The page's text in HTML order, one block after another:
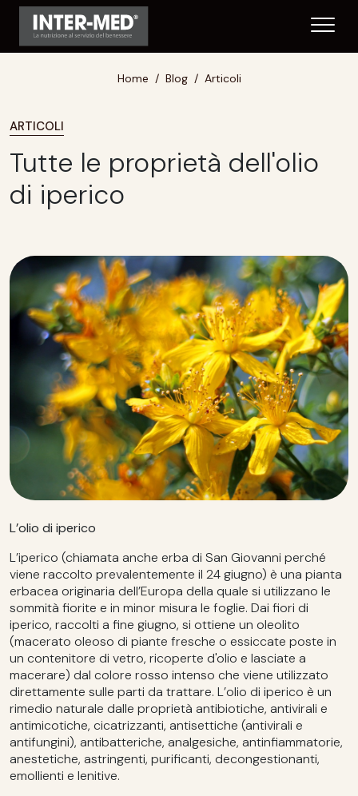
Home Blog Articoli
ARTICOLI
Tutte le proprietà dell'olio
di iperico
L’olio di iperico
L’iperico (chiamata anche erba di San Giovanni perché
viene raccolto prevalentemente il 24 giugno) è una pianta
erbacea originaria dell’Europa della quale si utilizzano le
sommità fiorite e in minor misura le foglie. Dai fiori di
iperico, raccolti a fine giugno, si ottiene un oleolito
(macerato oleoso di piante fresche o essiccate poste in
un contenitore di vetro, ricoperte d'olio e lasciate a
macerare) dal colore rosso intenso che viene utilizzato
direttamente sulle parti da trattare. L’olio di iperico è un
rimedio naturale dalle proprietà antibiotiche, antivirali e
antimicotiche, cicatrizzanti, antisettiche (antivirali e
antifungini), antibatteriche, analgesiche, antinfiammatorie,
anestetiche, astringenti, purificanti, decongestionanti,
emollienti e lenitive.